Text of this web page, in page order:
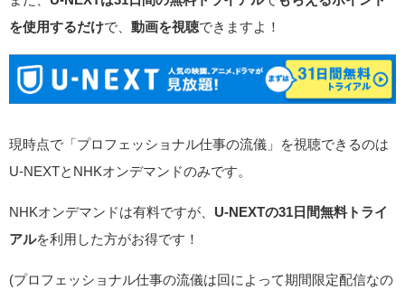
を使用するだけで、 動画を視聴できますよ！
現時点で「プロフェッショナル仕事の流儀」を視聴できるのは
U-NEXTとNHKオンデマンドのみです。
NHKオンデマンドは有料ですが、 U-NEXTの31日間無料トライ
アルを利用した方がお得です！
(プロフェッショナル仕事の流儀は回によって期間限定配信なの